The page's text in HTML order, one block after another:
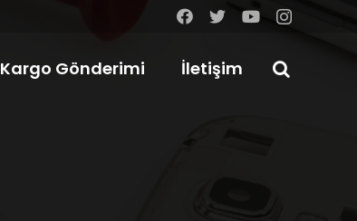
Kargo Gönderimi İletişim